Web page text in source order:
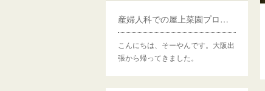
産婦人科での屋上菜園プロジェクトはじまる！
こんにちは、そーやんです。大阪出
張から帰ってきました。